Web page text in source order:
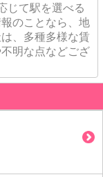
じて駅を選べる
のことなら、地
、多種多様な賃
明な点などござ